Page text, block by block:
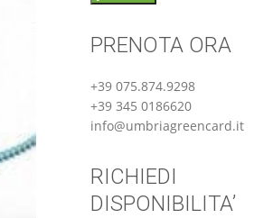
PRENOTA ORA
+39 075.874.9298
+39 345 0186620
info@umbriagreencard.it
RICHIEDI
DISPONIBILITA’